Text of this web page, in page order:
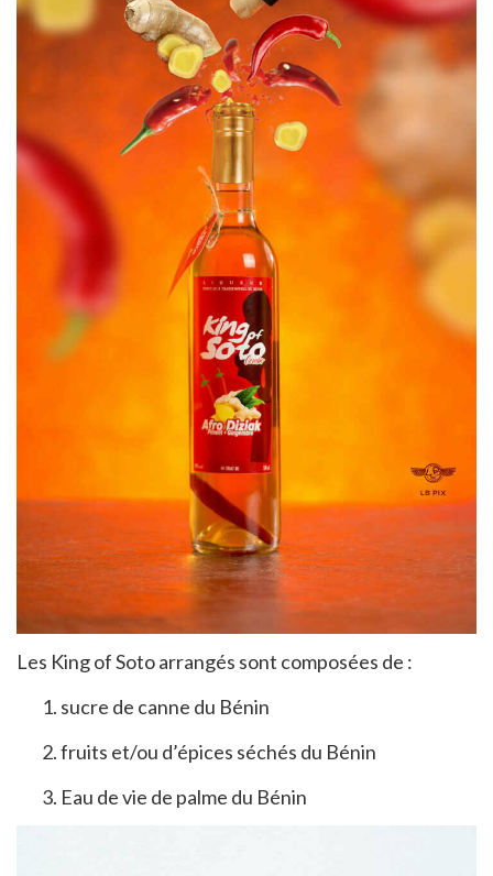
Les King of Soto arrangés sont composées de :
sucre de canne du Bénin
fruits et/ou d’épices séchés du Bénin
Eau de vie de palme du Bénin